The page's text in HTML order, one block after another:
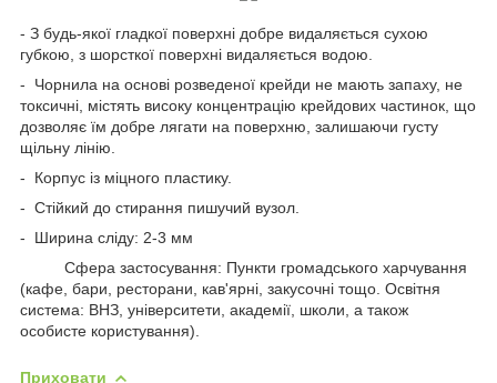
- З будь-якої гладкої поверхні добре видаляється сухою
губкою, з шорсткої поверхні видаляється водою.
- Чорнила на основі розведеної крейди не мають запаху, не
токсичні, містять високу концентрацію крейдових частинок, що
дозволяє їм добре лягати на поверхню, залишаючи густу
щільну лінію.
- Корпус із міцного пластику.
- Стійкий до стирання пишучий вузол.
- Ширина сліду: 2-3 мм
Сфера застосування: Пункти громадського харчування
(кафе, бари, ресторани, кав'ярні, закусочні тощо. Освітня
система: ВНЗ, університети, академії, школи, а також
особисте користування).
Приховати